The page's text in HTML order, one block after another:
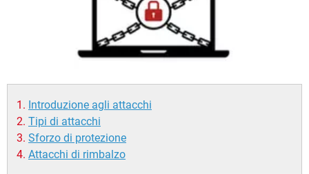
FACEBOOK
Introduzione agli attacchi
Tipi di attacchi
Sforzo di protezione
Attacchi di rimbalzo